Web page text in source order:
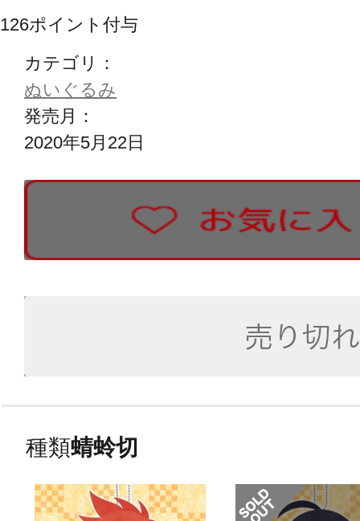
126ポイント付与
カテゴリ：
ぬいぐるみ
発売月：
2020年5月22日
種類蜻蛉切